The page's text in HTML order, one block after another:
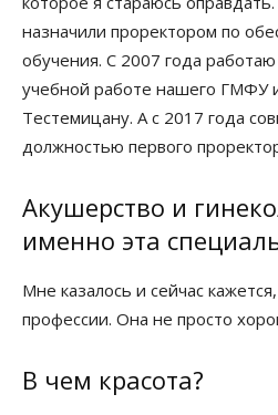
назначили проректором по
обучения. С 2007 года
учебной работе нашего ГМФУ
Тестемицану. А с 2017 года
должностью первого
Акушерство и
именно эта
Мне казалось и сейчас
профессии. Она не просто
В чем красота?